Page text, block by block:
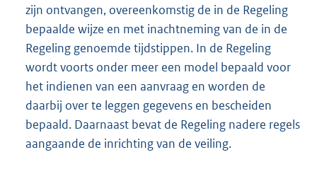
zijn ontvangen, overeenkomstig de in de Regeling
bepaalde wijze en met inachtneming van de in de
Regeling genoemde tijdstippen. In de Regeling
wordt voorts onder meer een model bepaald voor
het indienen van een aanvraag en worden de
daarbij over te leggen gegevens en bescheiden
bepaald. Daarnaast bevat de Regeling nadere regels
aangaande de inrichting van de veiling.